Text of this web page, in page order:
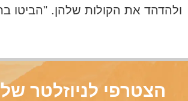
ולהדהד את הקולות שלהן. "הביטו
הצטרפי לניוזלטר